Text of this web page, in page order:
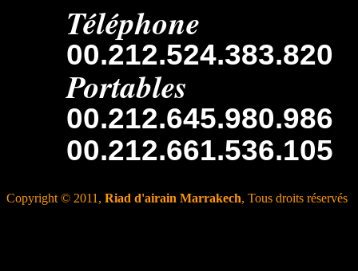
Téléphone
00.212.524.383.820
Portables
00.212.645.980.986
00.212.661.536.105
Copyright © 2011, Riad d'airain Marrakech, Tous droits réservés